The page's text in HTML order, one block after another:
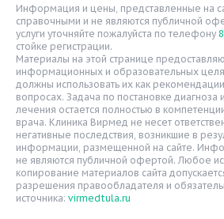
Расписание врачей
Надзорные органы
Статьи
Вопрос-ответ
Видео
Вакансии
Карта сайта
Контакты
Информация и цены, представленные на
справочными и не являются публичной
услуги уточняйте пожалуйста по телефону
стойке регистрации.
Материалы на этой странице
информационных и образовательных
должны использовать их как
вопросах. Задача по постановке
лечения остается полностью в
врача. Клиника Вирмед не несет
негативные последствия, возникшие в
информации, размещенной на сайте.
не являются публичной офертой. Любое
копирование материалов сайта
разрешения правообладателя и
источника: virmedtula.ru